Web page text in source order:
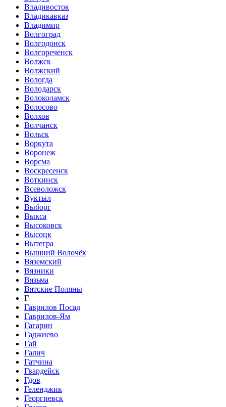
Владивосток
Владикавказ
Владимир
Волгоград
Волгодонск
Волгореченск
Волжск
Волжский
Вологда
Володарск
Волоколамск
Волосово
Волхов
Волчанск
Вольск
Воркута
Воронеж
Ворсма
Воскресенск
Воткинск
Всеволожск
Вуктыл
Выборг
Выкса
Высоковск
Высоцк
Вытегра
Вышний Волочёк
Вяземский
Вязники
Вязьма
Вятские Поляны
Г
Гаврилов Посад
Гаврилов-Ям
Гагарин
Гаджиево
Гай
Галич
Гатчина
Гвардейск
Гдов
Геленджик
Георгиевск